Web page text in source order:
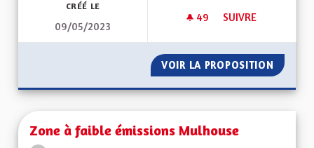
CRÉÉ LE
09/05/2023
49 49 ABONNÉS
SUIVRE
VOIR LA PROPOSITION VOIR
Zone à faible émissions Mulhouse